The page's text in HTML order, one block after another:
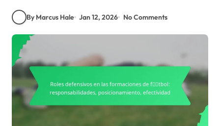
By Marcus Hale Jan 12, 2026 No Comments